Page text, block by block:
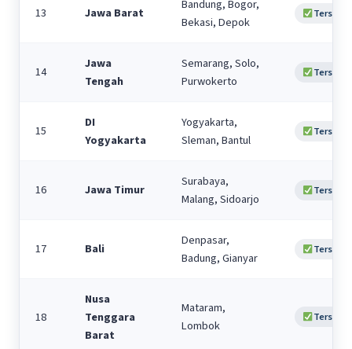
13 Jawa Barat
Bandung, Bogor,
Bekasi, Depok
Tersedia
14
Jawa
Tengah
Semarang, Solo,
Purwokerto
Tersedia
15
DI
Yogyakarta
Yogyakarta,
Sleman, Bantul
Tersedia
16 Jawa Timur
Surabaya,
Malang, Sidoarjo
Tersedia
17 Bali
Denpasar,
Badung, Gianyar
Tersedia
18
Nusa
Tenggara
Barat
Mataram,
Lombok
Tersedia